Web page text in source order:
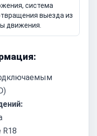
система
выезда из
движения.